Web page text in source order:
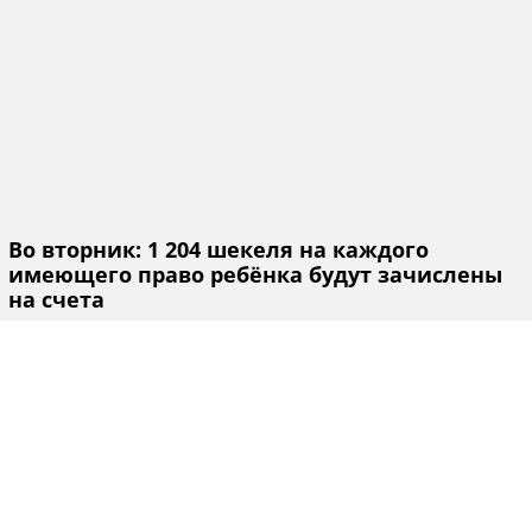
Во вторник: 1 204 шекеля на каждого
имеющего право ребёнка будут зачислены
на счета